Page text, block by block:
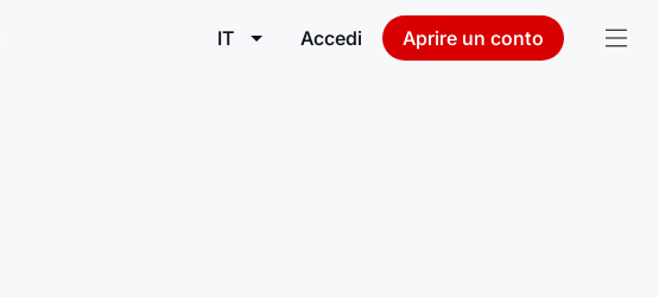
IT Accedi Aprire un conto